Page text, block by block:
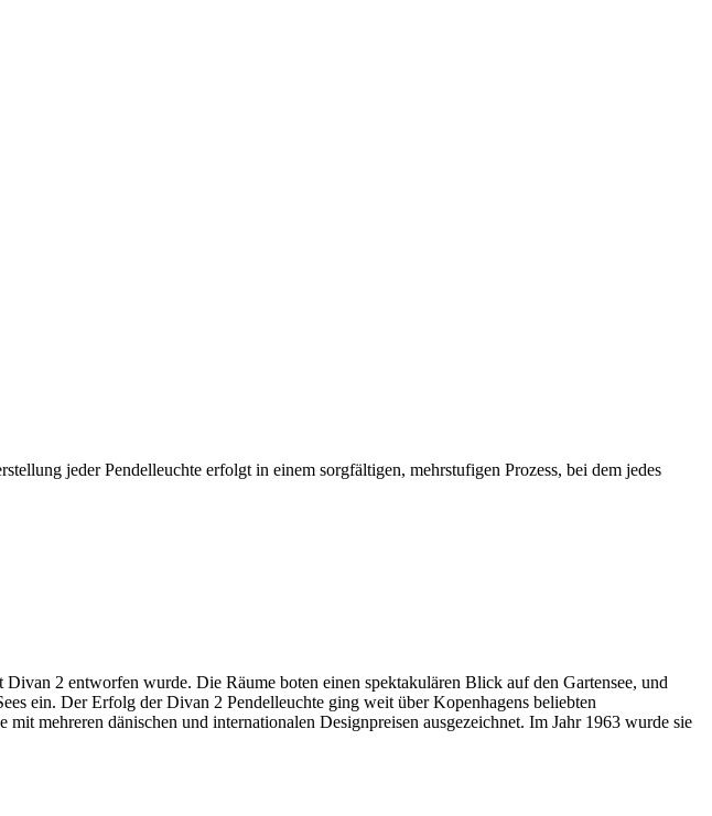
jeder Pendelleuchte erfolgt in einem sorgfältigen, mehrstufigen Prozess, bei dem jedes
2 entworfen wurde. Die Räume boten einen spektakulären Blick auf den Gartensee, und
ein. Der Erfolg der Divan 2 Pendelleuchte ging weit über Kopenhagens beliebten
mehreren dänischen und internationalen Designpreisen ausgezeichnet. Im Jahr 1963 wurde sie